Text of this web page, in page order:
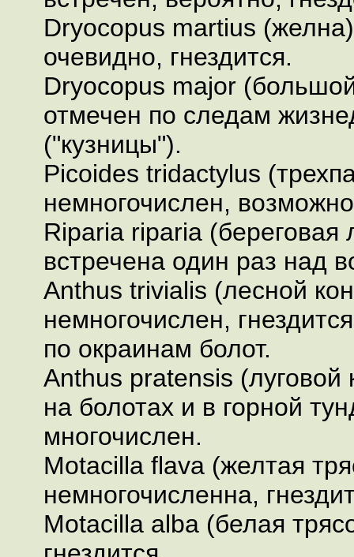
Dryocopus martius
очевидно, гнездится.
Dryocopus major
отмечен по следам
("кузницы").
Picoides tridactylus
немногочислен,
Riparia riparia (береговая
встречена один раз над
Anthus trivialis (лесной
немногочислен,
по окраинам болот.
Anthus pratensis (луговой
на болотах и в горной
многочислен.
Motacilla flava (желтая
немногочисленна,
Motacilla alba (белая